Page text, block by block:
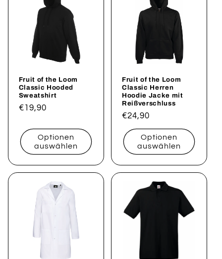
Fruit of the Loom
Classic Hooded
Sweatshirt
Normaler
€19,90
Optionen
auswählen
Fruit of the Loom
Classic Herren
Hoodie Jacke mit
Reißverschluss
Normaler
Preis
€24,90
Optionen
auswählen